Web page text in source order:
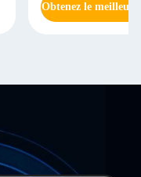
Obtenez le meilleur